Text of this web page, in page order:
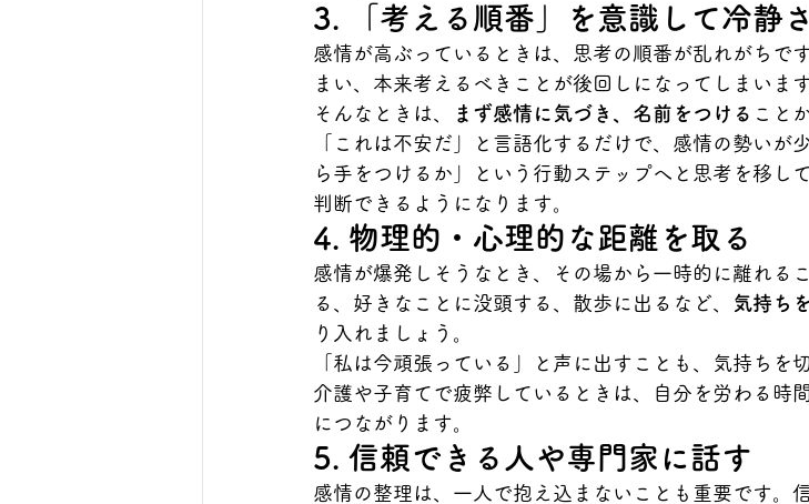
3. 「考える順番」を意識して冷静
感情が高ぶっているときは、思考の順番が乱れがちで
まい、本来考えるべきことが後回しになってしまいます
そんなときは、
まず感情に気づき、名前をつける こと
「これは不安だ」と言語化するだけで、感情の勢いが
ら手をつけるか」という行動ステップへと思考を移し
判断できるようになります。
4. 物理的・心理的な距離を取る
感情が爆発しそうなとき、その場から一時的に離れる
る、好きなことに没頭する、散歩に出るなど、
気持ち
り入れましょう。
「私は今頑張っている」と声に出すことも、気持ちを
介護や子育てで疲弊しているときは、自分を労わる時
につながります。
5. 信頼できる人や専門家に話す
感情の整理は、一人で抱え込まないことも重要です。